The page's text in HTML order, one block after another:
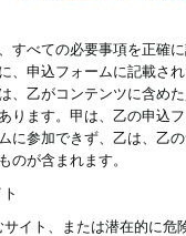
すべての必要事項を正確
、申込フォームに記載さ
、乙がコンテンツに含め
ります。甲は、乙の申込
に参加できず、乙は、乙
のが含まれます。
イト、または潜在的に